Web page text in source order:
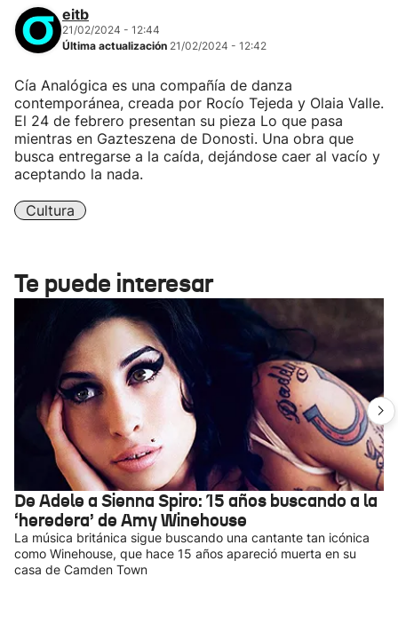
eitb
21/02/2024 - 12:44
Última actualización 21/02/2024 - 12:42
Cía Analógica es una compañía de danza
contemporánea, creada por Rocío Tejeda y Olaia Valle.
El 24 de febrero presentan su pieza Lo que pasa
mientras en Gazteszena de Donosti. Una obra que
busca entregarse a la caída, dejándose caer al vacío y
aceptando la nada.
Cultura
Te puede interesar
De Adele a Sienna Spiro: 15 años buscando a la
‘heredera’ de Amy Winehouse
La música británica sigue buscando una cantante tan icónica
como Winehouse, que hace 15 años apareció muerta en su
casa de Camden Town